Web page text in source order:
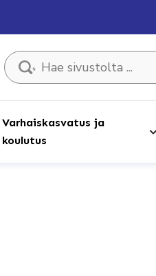
Hae sivustolta ...
Varhaiskasvatus ja
koulutus